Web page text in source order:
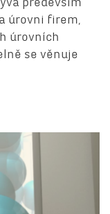
úrovni firem,
úrovních
se věnuje